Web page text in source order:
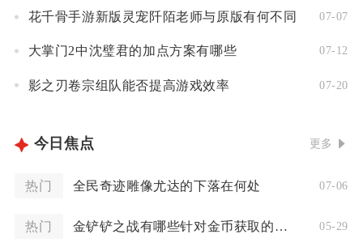
花千骨手游新版灵宠阡陌老师与原版有何不同 07-07
大掌门2中沈璧君的加点方案有哪些 07-12
影之刃卷宗组队能否提高游戏效率 07-20
今日焦点 更多
热门 全民奇迹雕像尤达的下落在何处 07-06
热门 金铲铲之战有哪些针对金币获取的技巧和策略可用 05-29